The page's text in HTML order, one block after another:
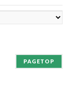
PAGETOP